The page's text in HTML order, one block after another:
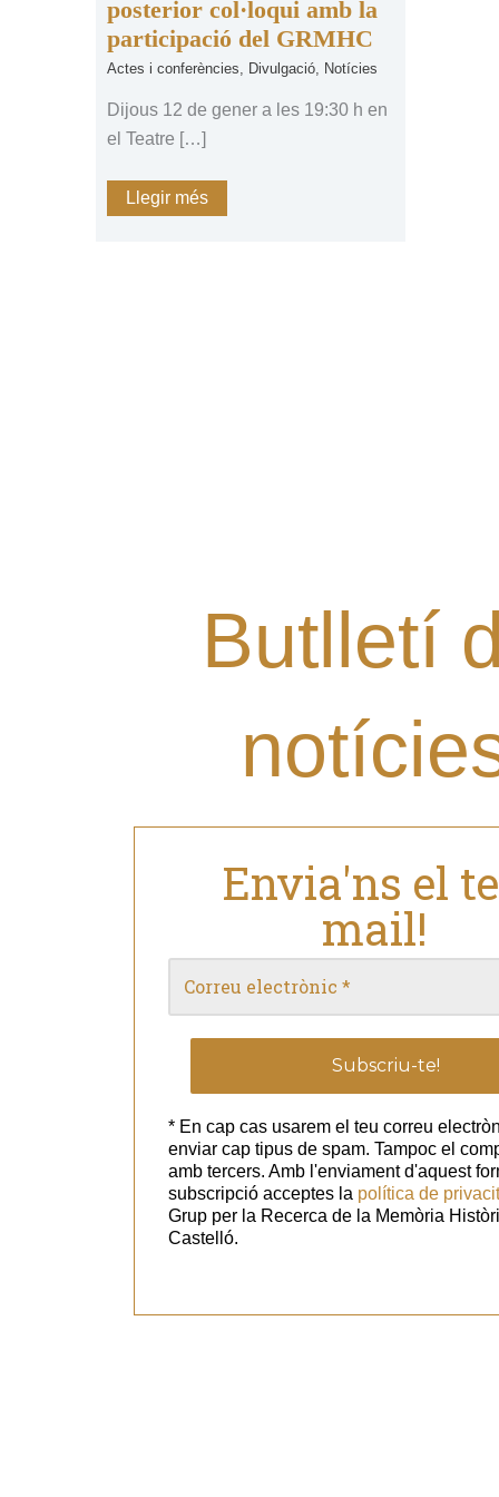
posterior col·loqui amb la
participació del GRMHC
Actes i conferències Divulgació Notícies
Dijous 12 de gener a les 19:30 h en
el Teatre […]
comen
tierra”
i
posterior
amb
la
participació
Llegir més
Butlletí
Envia'ns el
mail!
* En cap cas usarem el teu correu
enviar cap tipus de spam. Tampoc el
amb tercers. Amb l'enviament d'aquest
subscripció acceptes la política de
Grup per la Recerca de la Memòria
Castelló.